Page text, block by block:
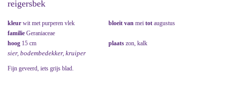
reigersbek
kleur wit met purperen vlek bloeit van mei tot augustus
familie Geraniaceae
hoog 15 cm plaats zon, kalk
sier, bodembedekker, kruiper
Fijn geveerd, iets grijs blad.